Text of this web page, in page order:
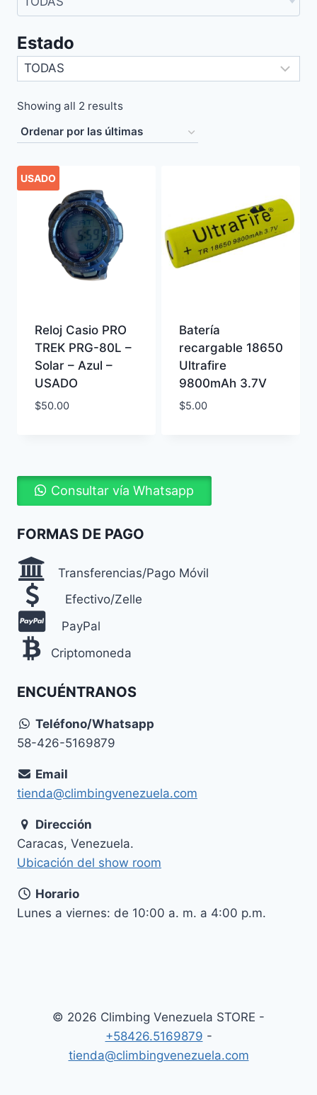
Estado
Showing all 2 resultsSorted
by
latest
USADO
Reloj Casio PRO
TREK PRG-80L –
Solar – Azul –
USADO
$50.00
Batería
recargable 18650
Ultrafire
9800mAh 3.7V
$5.00
Consultar vía Whatsapp
FORMAS DE PAGO
Transferencias/Pago Móvil
Efectivo/Zelle
PayPal
Criptomoneda
ENCUÉNTRANOS
Teléfono/Whatsapp
58-426-5169879
Email
tienda@climbingvenezuela.com
Dirección
Caracas, Venezuela.
Ubicación del show room
Horario
Lunes a viernes: de 10:00 a. m. a 4:00 p.m.
© 2026 Climbing Venezuela STORE -
+58426.5169879 -
tienda@climbingvenezuela.com